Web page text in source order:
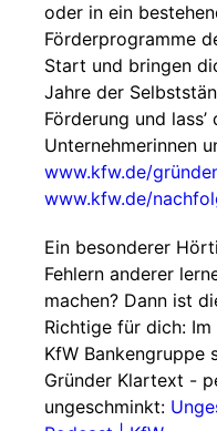
oder in ein
Förderprogramme
Start und bringen
Jahre der
Förderung und
Unternehmerinnen
⁠⁠⁠⁠⁠⁠⁠⁠⁠⁠www.kfw.de/
⁠⁠www.kfw.de/
Ein besonderer
Fehlern anderer
machen? Dann ist
Richtige für dich: Im
KfW Bankengruppe
Gründer Klartext -
ungeschminkt: ⁠⁠⁠⁠⁠⁠